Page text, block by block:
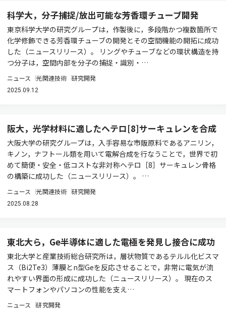
科学大，分子捕捉/放出可能な芳香環チューブ開発
東京科学大学の研究グループは，作製後に，多段階かつ複数箇所で
化学修飾できる芳香環チューブの開発とその空間機能の開拓に成功
した（ニュースリリース）。 リングやチューブなどの環状構造を持
つ分子は，空間内部を分子の捕捉・識別・…
ニュース 光関連技術 研究開発
2025.09.12
阪大，光学材料に適したヘテロ[8]サーキュレンを合成
大阪大学の研究グループは，入手容易な市販原料であるアニリン，
キノン，ナフトール類を用いて電解合成を行なうことで，世界で初
めて簡便・安全・低コストな非対称ヘテロ［8］サーキュレン骨格
の構築に成功した（ニュースリリース）。 …
ニュース 光関連技術 研究開発
2025.08.28
東北大ら，Ge半導体に適した電極を発見し接合に成功
東北大学と産業技術総合研究所は，層状物質であるテルル化ビスマ
ス（Bi2Te3）薄膜とn型Geを反応させることで，非常に電気が流
れやすい界面の形成に成功した（ニュースリリース）。 現在のス
マートフォンやパソコンの性能を支え…
ニュース 研究開発